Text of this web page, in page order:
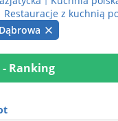
Restauracje z kuchnią
Dąbrowa
Ranking